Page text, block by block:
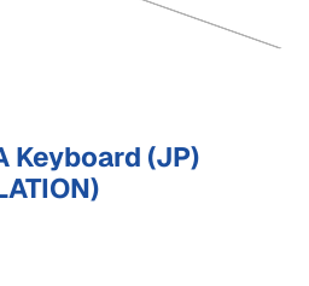
Keyboard (JP)